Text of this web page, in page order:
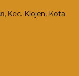
Kec. Klojen, Kota